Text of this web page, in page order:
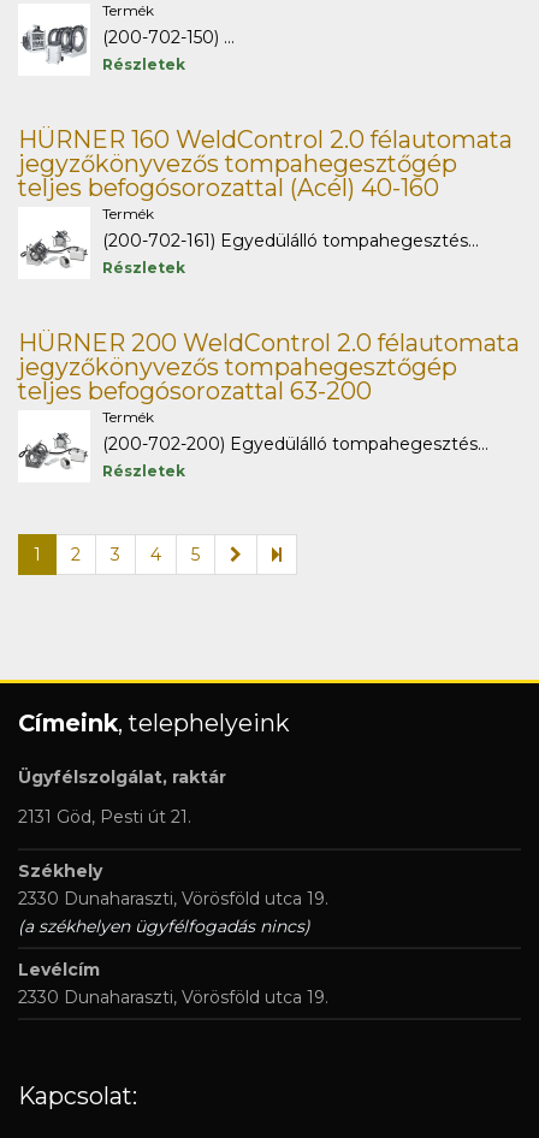
Termék
(200-702-150) ...
Részletek
HÜRNER 160 WeldControl 2.0 félautomata
jegyzőkönyvezős tompahegesztőgép
teljes befogósorozattal (Acél) 40-160
Termék
(200-702-161) Egyedülálló tompahegesztés...
Részletek
HÜRNER 200 WeldControl 2.0 félautomata
jegyzőkönyvezős tompahegesztőgép
teljes befogósorozattal 63-200
Termék
(200-702-200) Egyedülálló tompahegesztés...
Részletek
1 2 3 4 5
Címeink, telephelyeink
Ügyfélszolgálat, raktár
2131 Göd, Pesti út 21.
Székhely
2330 Dunaharaszti, Vörösföld utca 19.
(a székhelyen ügyfélfogadás nincs)
Levélcím
2330 Dunaharaszti, Vörösföld utca 19.
Kapcsolat: